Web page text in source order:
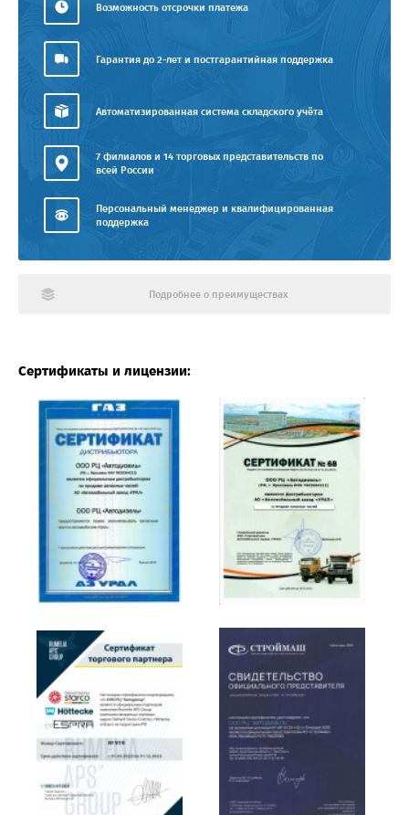
Возможность отсрочки платежа
Гарантия до 2-лет и постгарантийная поддержка
Автоматизированная система складского учёта
7 филиалов и 14 торговых представительств по
всей России
Персональный менеджер и квалифицированная
поддержка
Подробнее о преимуществах
Сертификаты и лицензии: